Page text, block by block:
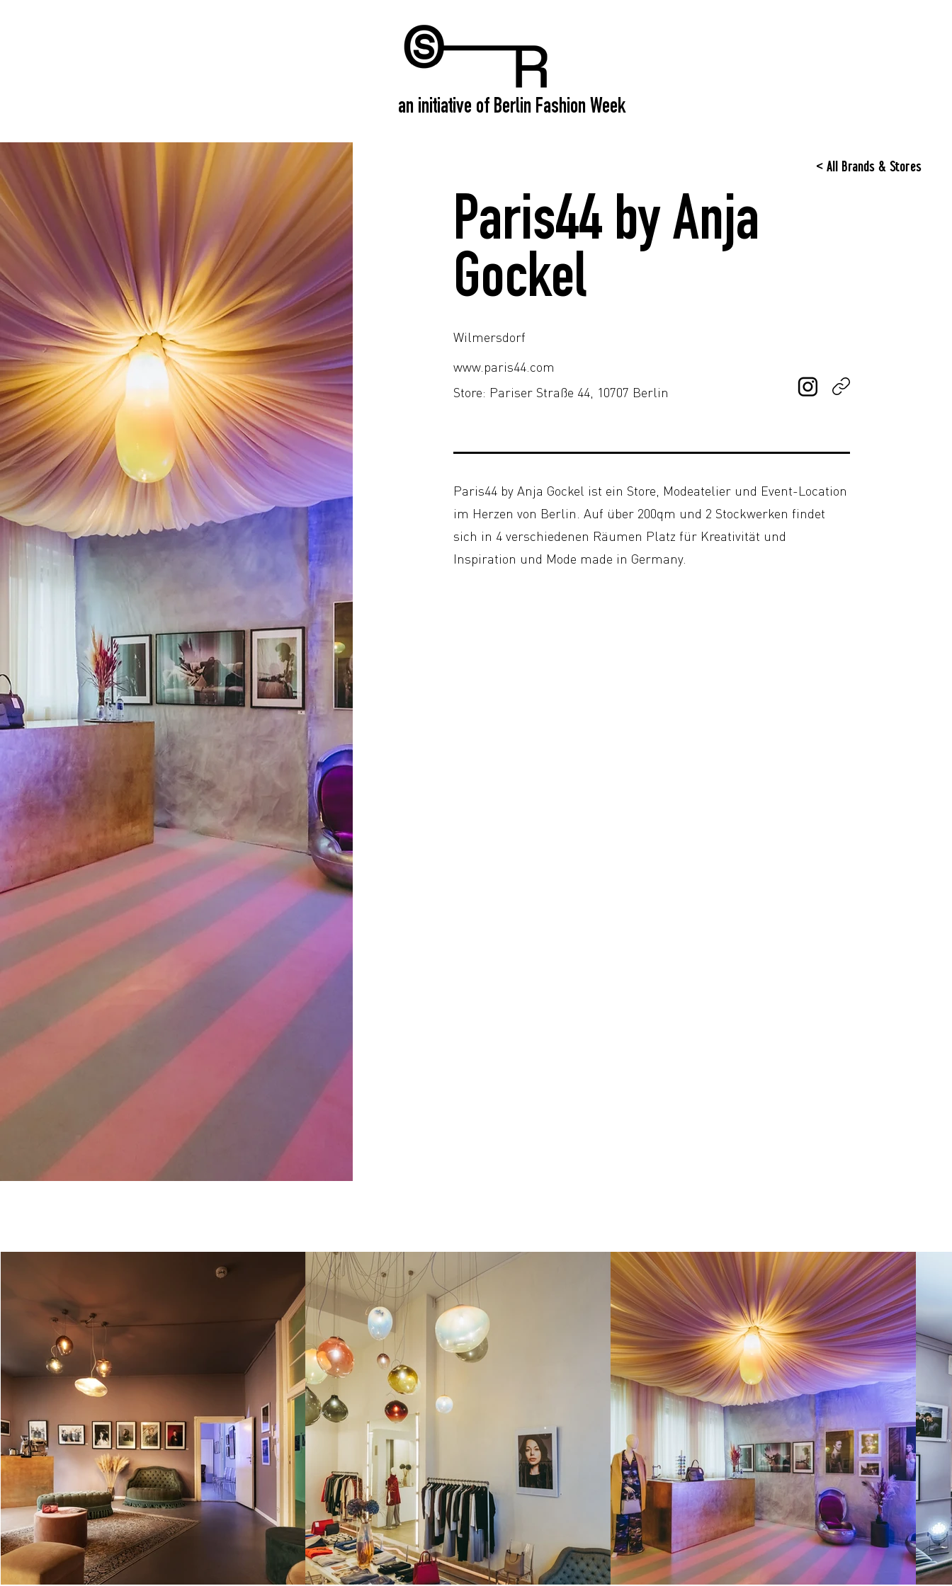
an initiative of Berlin Fashion Week
< All Brands & Stores
Paris44 by Anja
Gockel
Wilmersdorf
www.paris44.com
Store: Pariser Straße 44, 10707 Berlin
Paris44 by Anja Gockel ist ein Store, Modeatelier und Event-Location
im Herzen von Berlin. Auf über 200qm und 2 Stockwerken findet
sich in 4 verschiedenen Räumen Platz für Kreativität und
Inspiration und Mode made in Germany.